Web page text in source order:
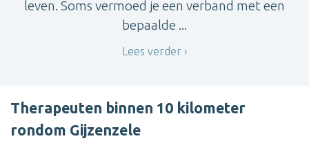
leven. Soms vermoed je een verband met een
bepaalde ...
Lees verder
Therapeuten binnen 10 kilometer
rondom Gijzenzele